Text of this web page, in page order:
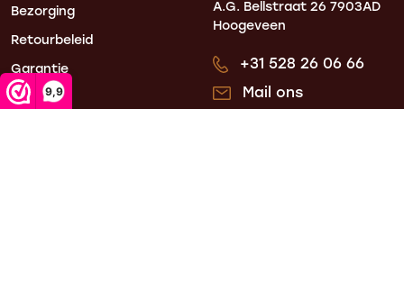
9,9
Bezorging
Retourbeleid
Garantie
Blogs
A.G. Bellstraat 26 7903AD
Hoogeveen
+31 528 26 06 66
Mail ons